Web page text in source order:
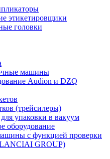
этикетировщики
головки
машины
Audion и DZQ
(трейсилеры)
упаковки в вакуум
оборудование
с функцией проверки
GROUP)